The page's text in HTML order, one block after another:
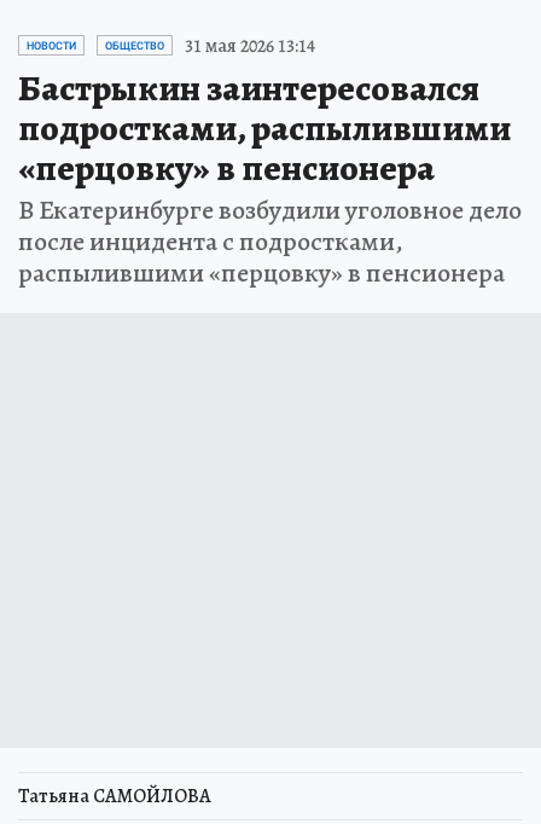
НОВОСТИ ОБЩЕСТВО 31 мая 2026 13:14
Бастрыкин заинтересовался
подростками, распылившими
«перцовку» в пенсионера
В Екатеринбурге возбудили уголовное дело
после инцидента с подростками,
распылившими «перцовку» в пенсионера
Татьяна САМОЙЛОВА